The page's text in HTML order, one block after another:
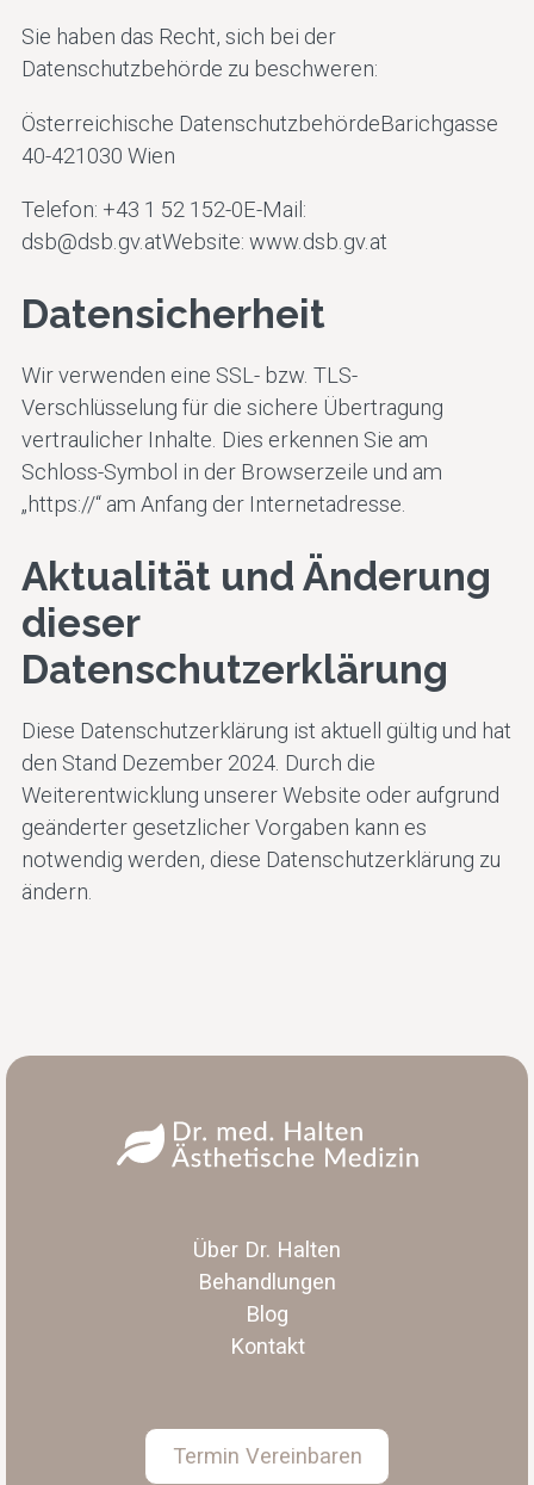
Sie haben das Recht, sich bei der
Datenschutzbehörde zu beschweren:
Österreichische DatenschutzbehördeBarichgasse
40-421030 Wien
Telefon: +43 1 52 152-0E-Mail:
dsb@dsb.gv.atWebsite: www.dsb.gv.at
Datensicherheit
Wir verwenden eine SSL- bzw. TLS-
Verschlüsselung für die sichere Übertragung
vertraulicher Inhalte. Dies erkennen Sie am
Schloss-Symbol in der Browserzeile und am
„https://“ am Anfang der Internetadresse.
Aktualität und Änderung
dieser
Datenschutzerklärung
Diese Datenschutzerklärung ist aktuell gültig und hat
den Stand Dezember 2024. Durch die
Weiterentwicklung unserer Website oder aufgrund
geänderter gesetzlicher Vorgaben kann es
notwendig werden, diese Datenschutzerklärung zu
ändern.
Über Dr. Halten
Behandlungen
Blog
Kontakt
Termin Vereinbaren